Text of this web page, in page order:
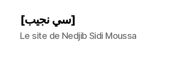
[سي نجيب]
Le site de Nedjib Sidi Moussa